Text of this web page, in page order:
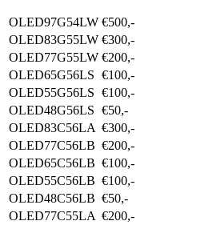
OLED97G54LW €500,-
OLED83G55LW €300,-
OLED77G55LW €200,-
OLED65G56LS €100,-
OLED55G56LS €100,-
OLED48G56LS €50,-
OLED83C56LA €300,-
OLED77C56LB €200,-
OLED65C56LB €100,-
OLED55C56LB €100,-
OLED48C56LB €50,-
OLED77C55LA €200,-